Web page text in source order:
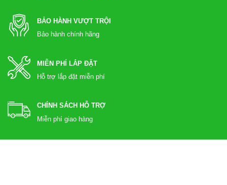
BẢO HÀNH VƯỢT TRỘI
Bảo hành chính hãng
MIỄN PHÍ LẮP ĐẶT
Hỗ trợ lắp đặt miễn phí
CHÍNH SÁCH HỖ TRỢ
Miễn phí giao hàng